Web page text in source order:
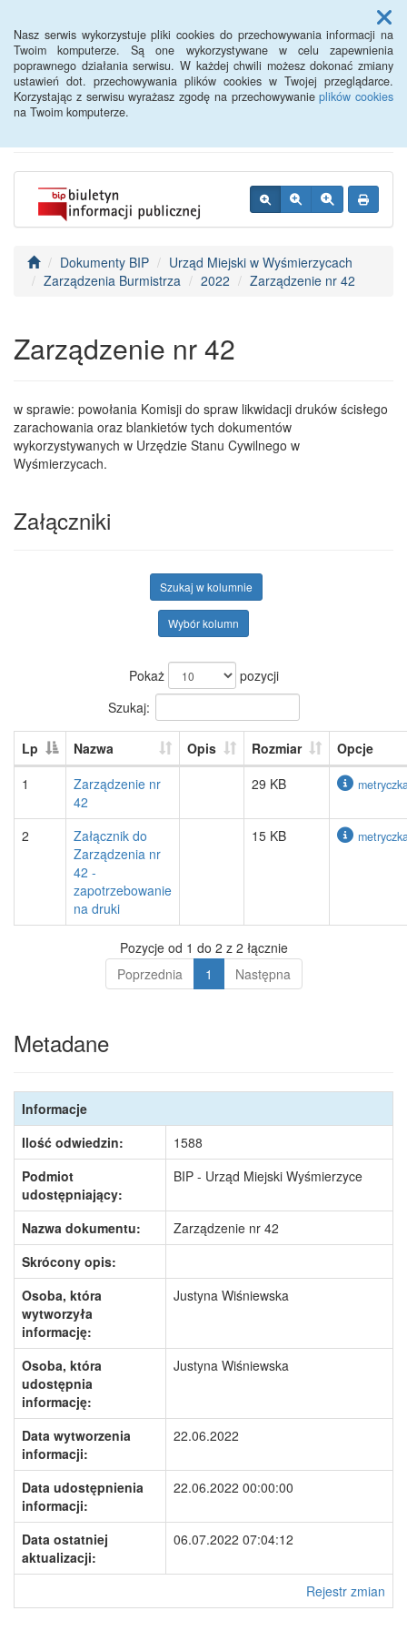
Nasz serwis wykorzystuje pliki cookies do przechowywania informacji na
Twoim komputerze. Są one wykorzystywane w celu zapewnienia
poprawnego działania serwisu. W każdej chwili możesz dokonać zmiany
ustawień dot. przechowywania plików cookies w Twojej przeglądarce.
Korzystając z serwisu wyrażasz zgodę na przechowywanieplików cookies
na Twoim komputerze.
Menu
BIP - Urząd Miejski
Wyśmierzyce
Dokumenty BIP
Urząd Miejski w Wyśmierzycach
Zarządzenia Burmistrza
2022 Zarządzenie nr 42
Zarządzenie nr 42
w sprawie: powołania Komisji do spraw likwidacji druków ścisłego
zarachowania oraz blankietów tych dokumentów
wykorzystywanych w Urzędzie Stanu Cywilnego w
Wyśmierzycach.
Załączniki
Szukaj w kolumnie
Wybór kolumn
Pokaż
pozycji
Szukaj:
Lp Nazwa Opis Rozmiar
Opcje
1
Zarządzenie nr
42
29 KB
2
Załącznik do
Zarządzenia nr
42 -
zapotrzebowanie
na druki
15 KB
Pozycje od 1 do 2 z 2 łącznie
Poprzednia
1 Następna
Metadane
Informacje
Ilość odwiedzin:
1588
Podmiot
udostępniający:
BIP - Urząd Miejski Wyśmierzyce
Nazwa dokumentu:
Zarządzenie nr 42
Skrócony opis:
Osoba, która
wytworzyła
informację:
Justyna Wiśniewska
Osoba, która
udostępnia
informację:
Justyna Wiśniewska
Data wytworzenia
informacji:
22.06.2022
Data udostępnienia
informacji:
22.06.2022 00:00:00
Data ostatniej
aktualizacji:
06.07.2022 07:04:12
Rejestr zmian